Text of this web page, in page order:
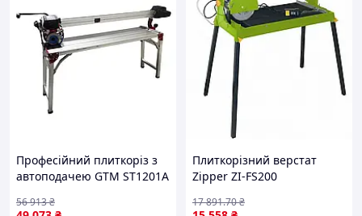
Професійний плиткоріз з
автоподачею GTM ST1201A
кВт,120см різ плитки, диск
56 913₴
Плиткорізний верстат
Zipper ZI-FS200
плитки сухе мокре різання
17 891.70₴